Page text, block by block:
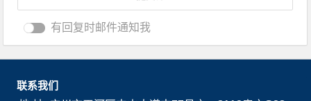
有回复时邮件通知我
联系我们